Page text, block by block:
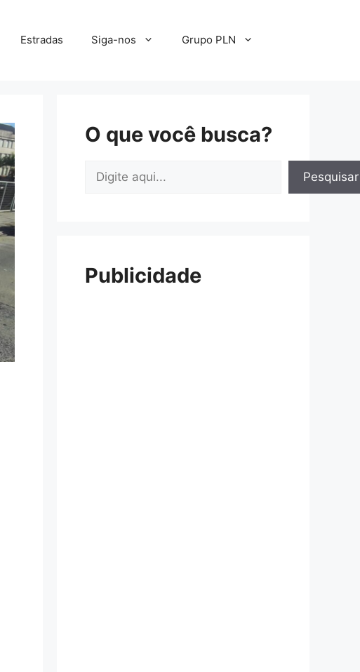
Estradas Siga-nos Grupo PLN
O que você busca?
Pesquisar
Publicidade